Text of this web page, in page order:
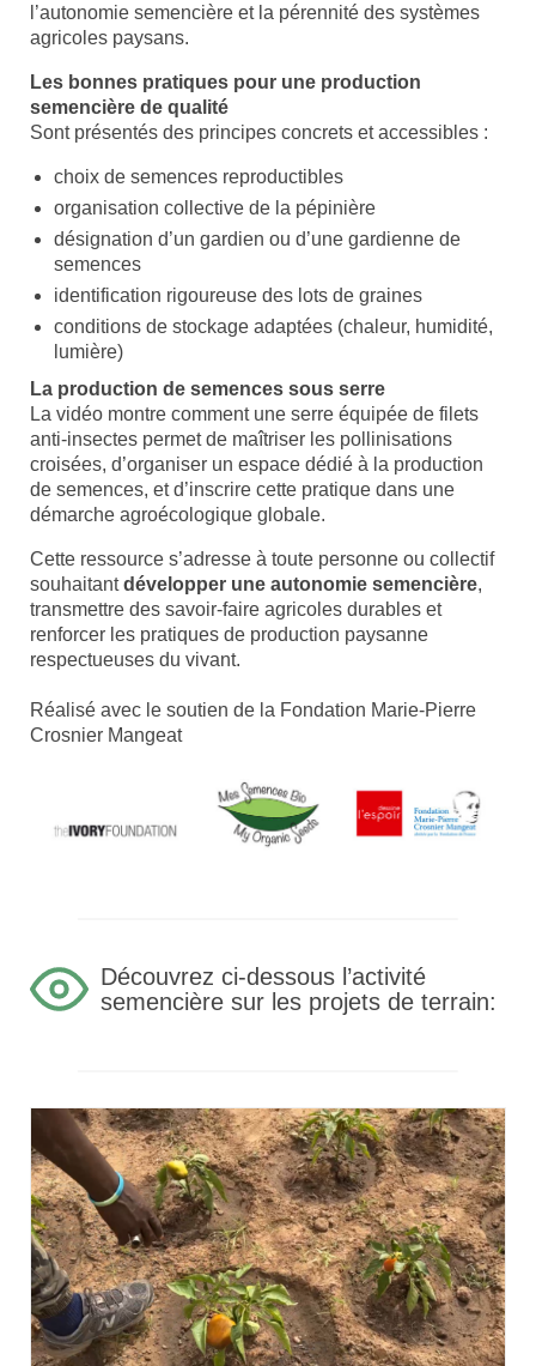
l’autonomie semencière et la pérennité des systèmes
agricoles paysans.
Les bonnes pratiques pour une production
semencière de qualité
Sont présentés des principes concrets et accessibles :
choix de semences reproductibles
organisation collective de la pépinière
désignation d’un gardien ou d’une gardienne de
semences
identification rigoureuse des lots de graines
conditions de stockage adaptées (chaleur, humidité,
lumière)
La production de semences sous serre
La vidéo montre comment une serre équipée de filets
anti-insectes permet de maîtriser les pollinisations
croisées, d’organiser un espace dédié à la production
de semences, et d’inscrire cette pratique dans une
démarche agroécologique globale.
Cette ressource s’adresse à toute personne ou collectif
souhaitantdévelopper une autonomie semencière,
transmettre des savoir-faire agricoles durables et
renforcer les pratiques de production paysanne
respectueuses du vivant.
Réalisé avec le soutien de la Fondation Marie-Pierre
Crosnier Mangeat
Découvrez ci-dessous l’activité
semencière sur les projets de terrain: